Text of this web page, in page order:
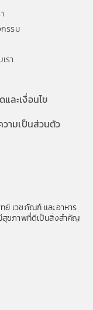
รรม
รา
ละเงื่อนไข
วามเป็นส่วนตัว
เวชภัณฑ์ และอาหาร
สุขภาพที่ดีเป็นสิ่งสำคัญ